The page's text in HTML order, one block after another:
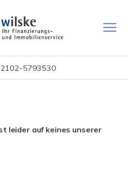
5793530
leider auf keines unserer